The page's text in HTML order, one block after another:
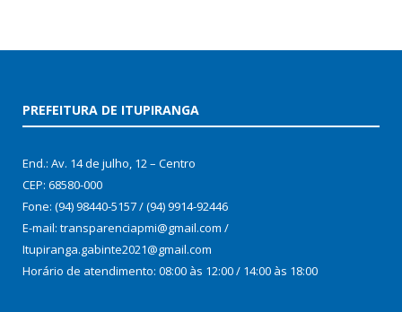
PREFEITURA DE ITUPIRANGA
End.: Av. 14 de julho, 12 – Centro
CEP: 68580-000
Fone: (94) 98440-5157 / (94) 9914-92446
E-mail: transparenciapmi@gmail.com /
Itupiranga.gabinte2021@gmail.com
Horário de atendimento: 08:00 às 12:00 / 14:00 às 18:00